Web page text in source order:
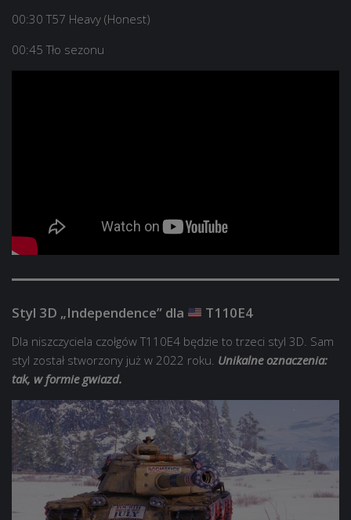
00:30 T57 Heavy (Honest)
00:45 Tło sezonu
Styl 3D „Independence” dla T110E4
Dla niszczyciela czołgów T110E4 będzie to trzeci styl 3D. Sam
styl został stworzony już w 2022 roku. Unikalne oznaczenia:
tak, w formie gwiazd.